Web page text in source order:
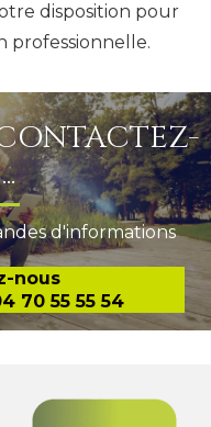
disposition pour
professionnelle.
d'informations
nous
70 55 55 54